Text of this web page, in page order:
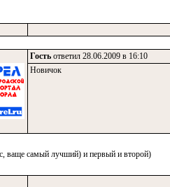
Гость ответил 28.06.2009 в 16:10
Новичок
ваще самый лучший) и первый и второй)